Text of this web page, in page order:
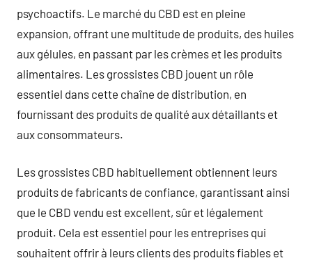
psychoactifs. Le marché du CBD est en pleine
expansion, offrant une multitude de produits, des huiles
aux gélules, en passant par les crèmes et les produits
alimentaires. Les grossistes CBD jouent un rôle
essentiel dans cette chaîne de distribution, en
fournissant des produits de qualité aux détaillants et
aux consommateurs.
Les grossistes CBD habituellement obtiennent leurs
produits de fabricants de confiance, garantissant ainsi
que le CBD vendu est excellent, sûr et légalement
produit. Cela est essentiel pour les entreprises qui
souhaitent offrir à leurs clients des produits fiables et